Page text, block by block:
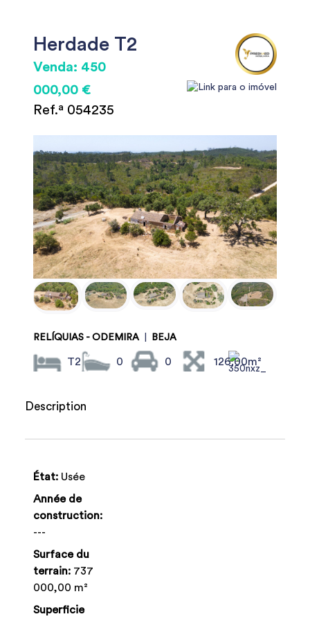
Herdade T2
Venda: 450
000,00 €
Ref.ª 054235
RELÍQUIAS - ODEMIRA BEJA
T2 0 0 126.00m²
Description
État: Usée
Année de
construction:
---
Surface du
terrain: 737
000,00 m²
Superficie